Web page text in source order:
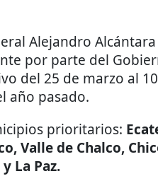
Alejandro Alcántara
por parte del
del 25 de marzo al
año pasado.
prioritarios:
Valle de Chalco,
La Paz.